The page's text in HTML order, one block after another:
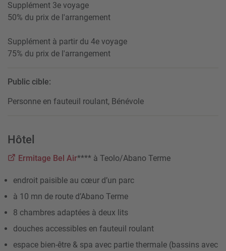
Supplément 3e voyage
50% du prix de l'arrangement
Supplément à partir du 4e voyage
75% du prix de l'arrangement
Public cible:
Personne en fauteuil roulant, Bénévole
Hôtel
Ermitage Bel Air**** à Teolo/Abano Terme
endroit paisible au cœur d’un parc
à 10 mn de route d’Abano Terme
8 chambres adaptées à deux lits
douches accessibles en fauteuil roulant
espace bien-être & spa avec partie thermale (bassins avec